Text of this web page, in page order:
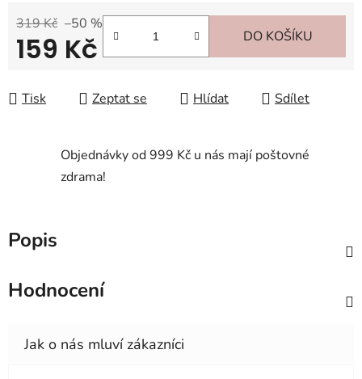
319 Kč –50 %
159 Kč DO KOŠÍKU
Tisk Zeptat se Hlídat Sdílet
Objednávky od 999 Kč u nás mají poštovné
zdrama!
Popis
Hodnocení